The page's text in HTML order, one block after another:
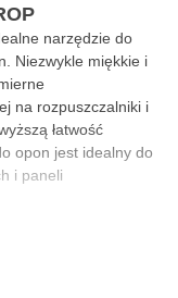
narzędzie do
Niezwykle miękkie i
na rozpuszczalniki i
łatwość
opon jest idealny do
i paneli
opon
i